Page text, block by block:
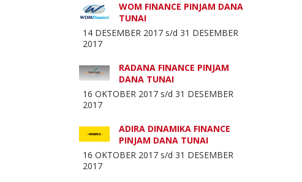
WOM FINANCE PINJAM DANA
TUNAI
14 DESEMBER 2017 s/d 31 DESEMBER
2017
RADANA FINANCE PINJAM
DANA TUNAI
16 OKTOBER 2017 s/d 31 DESEMBER
2017
ADIRA DINAMIKA FINANCE
PINJAM DANA TUNAI
16 OKTOBER 2017 s/d 31 DESEMBER
2017